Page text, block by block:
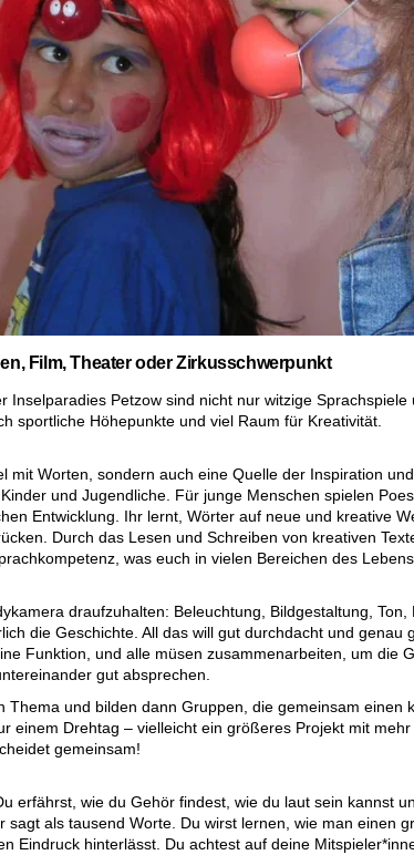
Film, Theater oder Zirkusschwerpunkt
Inselparadies Petzow sind nicht nur witzige Sprachspiele
sportliche Höhepunkte und viel Raum für Kreativität.
mit Worten, sondern auch eine Quelle der Inspiration
und Jugendliche. Für junge Menschen spielen
Entwicklung. Ihr lernt, Wörter auf neue und kreative
Durch das Lesen und Schreiben von kreativen
was euch in vielen Bereichen des
draufzuhalten: Beleuchtung, Bildgestaltung, Ton,
die Geschichte. All das will gut durchdacht und genau
Funktion, und alle müsen zusammenarbeiten, um die
gut absprechen.
Thema und bilden dann Gruppen, die gemeinsam einen
einem Drehtag – vielleicht ein größeres Projekt mit
gemeinsam!
erfährst, wie du Gehör findest, wie du laut sein kannst
sagt als tausend Worte. Du wirst lernen, wie man einen
Eindruck hinterlässt. Du achtest auf deine